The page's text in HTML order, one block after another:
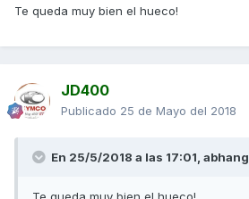
Te queda muy bien el hueco!
JD400
Publicado 25 de Mayo del 2018
En 25/5/2018 a las 17:01, abhang